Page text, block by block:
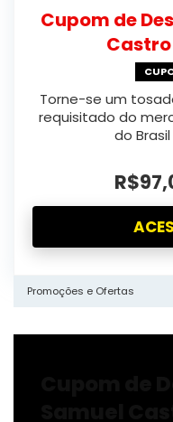
Cupom de
Castro
Torne-se um
requisitado do
do
Promoções e Ofertas